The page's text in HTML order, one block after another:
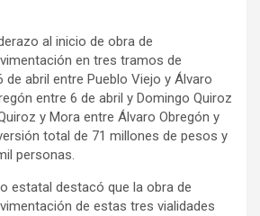
al inicio de obra de
en tres tramos de
de abril entre Pueblo Viejo y Álvaro
entre 6 de abril y Domingo Quiroz
y Mora entre Álvaro Obregón y
total de 71 millones de pesos y
personas.
estatal destacó que la obra de
de estas tres vialidades